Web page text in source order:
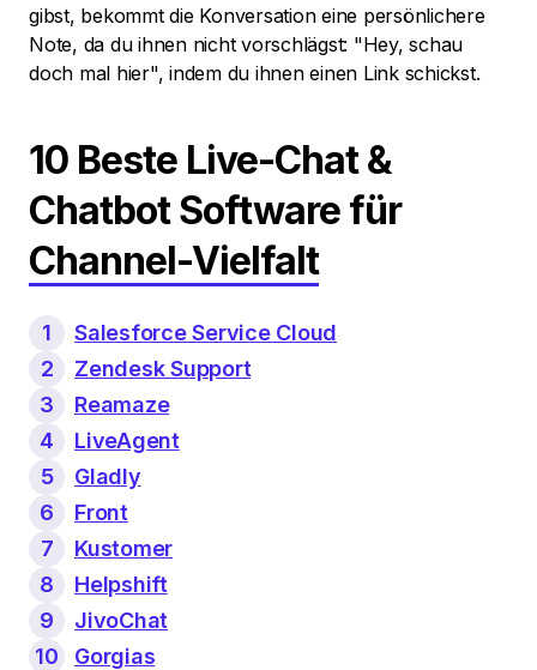
gibst, bekommt die Konversation eine persönlichere
Note, da du ihnen nicht vorschlägst: "Hey, schau
doch mal hier", indem du ihnen einen Link schickst.
10 Beste Live-Chat &
Chatbot Software für
Channel-Vielfalt
1
Salesforce Service Cloud
2
Zendesk Support
3
Reamaze
4
LiveAgent
5
Gladly
6
Front
7
Kustomer
8
Helpshift
9
JivoChat
10
Gorgias